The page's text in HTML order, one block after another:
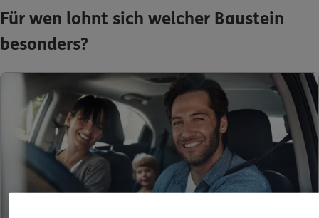
Für wen lohnt sich welcher Baustein
besonders?